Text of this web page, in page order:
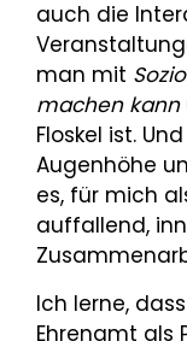
auch die
man mit
machen kann
Floskel ist.
Augenhöhe
es, für mich
auffallend,
Ich lerne,
Ehrenamt als